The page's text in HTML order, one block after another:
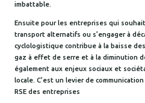
imbattable.
Ensuite pour les entreprises qui
transport alternatifs ou s’engager à
cyclologistique contribue à la baisse
gaz à effet de serre et à la diminution
également aux enjeux sociaux et
locale. C’est un levier de
RSE des entreprises